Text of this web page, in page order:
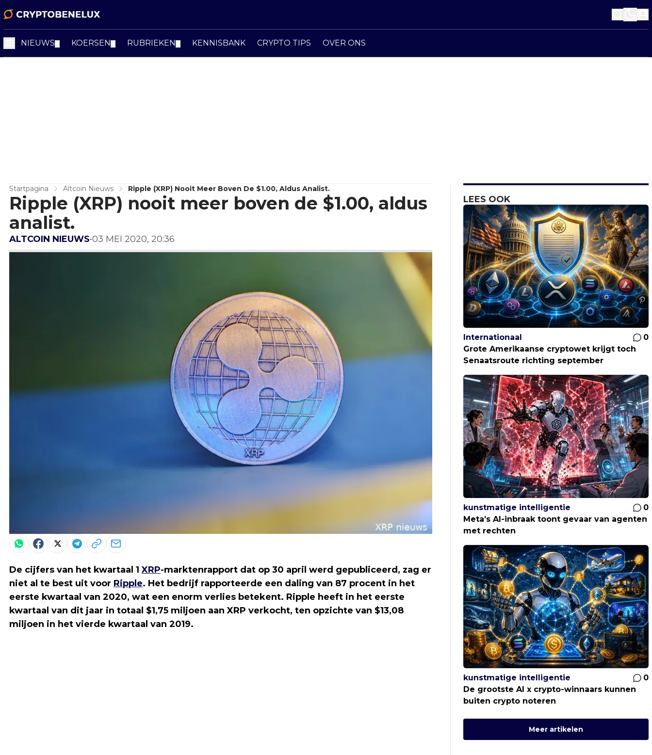
NIEUWS KOERSEN RUBRIEKEN KENNISBANK CRYPTO TIPS OVER ONS
Startpagina Altcoin Nieuws Ripple (XRP) Nooit Meer Boven De $1.00, Aldus Analist.
Ripple (XRP) nooit meer boven de $1.00, aldus
analist.
ALTCOIN NIEUWS•03 MEI 2020, 20:36
De cijfers van het kwartaal 1XRP-marktenrapport dat op 30 april werd gepubliceerd, zag er
niet al te best uit voor Ripple. Het bedrijf rapporteerde een daling van 87 procent in het
eerste kwartaal van 2020, wat een enorm verlies betekent. Ripple heeft in het eerste
kwartaal van dit jaar in totaal $1,75 miljoen aan XRP verkocht, ten opzichte van $13,08
miljoen in het vierde kwartaal van 2019.
LEES OOK
Internationaal
0
Grote Amerikaanse cryptowet krijgt toch
Senaatsroute richting september
kunstmatige intelligentie
0
Meta’s AI-inbraak toont gevaar van agenten
met rechten
kunstmatige intelligentie
0
De grootste AI x crypto-winnaars kunnen
buiten crypto noteren
Meer artikelen